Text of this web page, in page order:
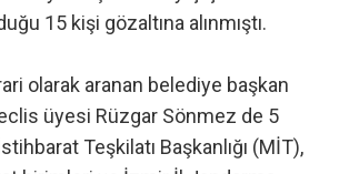
15 kişi gözaltına alınmıştı.
olarak aranan belediye başkan
üyesi Rüzgar Sönmez de 5
Teşkilatı Başkanlığı (MİT),